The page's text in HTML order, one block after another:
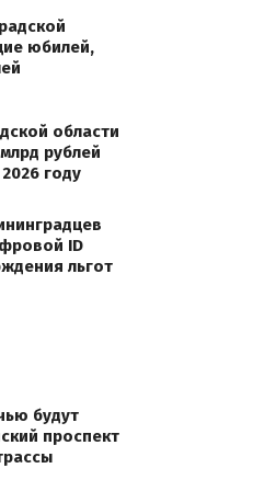
юбилей,
области
рублей
году
ID
льгот
будут
проспект